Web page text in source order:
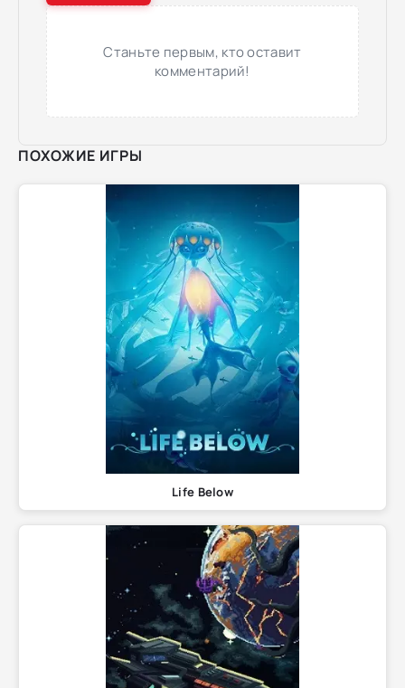
Станьте первым, кто оставит
комментарий!
ПОХОЖИЕ ИГРЫ
Life Below